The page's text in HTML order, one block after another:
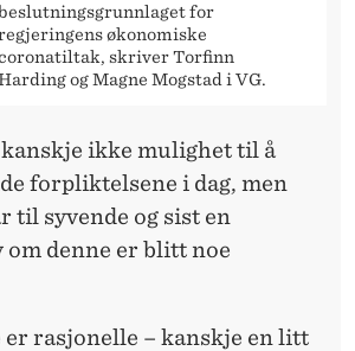
for
økonomiske
skriver Torfinn
og Magne Mogstad i VG.
ikke mulighet til å
forpliktelsene i dag, men
til syvende og sist en
denne er blitt noe
rasjonelle – kanskje en litt